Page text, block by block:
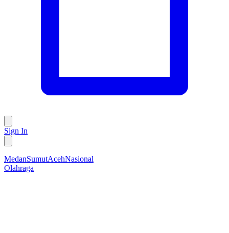
Sign In
MedanSumutAcehNasional
Olahraga